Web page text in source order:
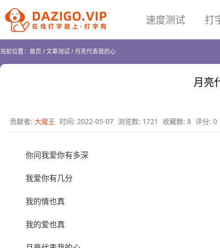
速度测试 打
当前位置： 首页/文章测试/月亮代表我的心
月亮
贡献者: 大魔王 时间: 2022-05-07 浏览数: 1721 收藏数: 8 评分: 0
你问我爱你有多深
我爱你有几分
我的情也真
我的爱也真